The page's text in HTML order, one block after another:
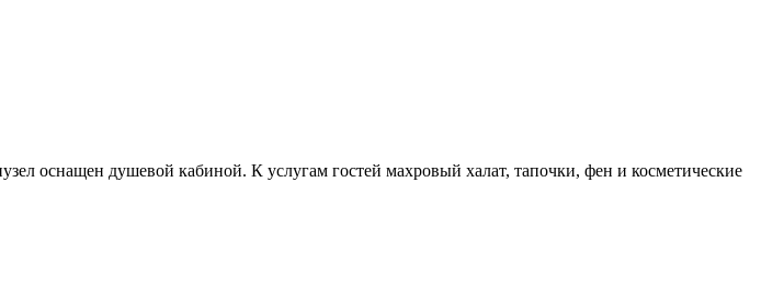
оснащен душевой кабиной. К услугам гостей махровый халат, тапочки, фен и косметические